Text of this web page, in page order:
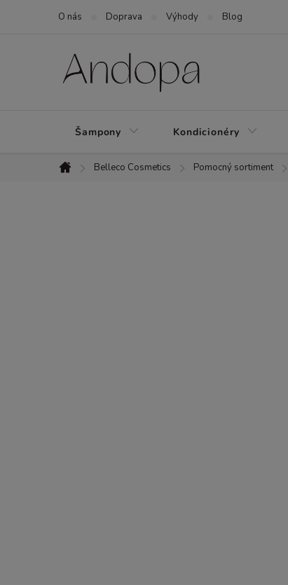
O nás Doprava Výhody Blog
Šampony Kondicionéry
Domů
Belleco Cosmetics Pomocný sortiment